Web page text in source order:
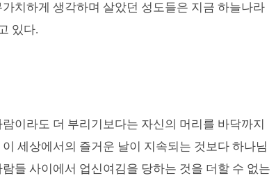
치하게 생각하며 살았던 성도들은 지금 하늘나라
있다.
이라도 더 부리기보다는 자신의 머리를 바닥까지
이 세상에서의 즐거운 날이 지속되는 것보다 하나님
람들 사이에서 업신여김을 당하는 것을 더할 수 없는